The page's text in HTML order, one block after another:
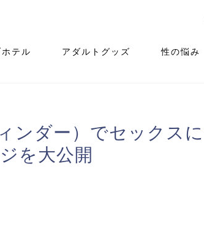
テル アダルトグッズ 性の悩み
ンダー）でセックス
を大公開